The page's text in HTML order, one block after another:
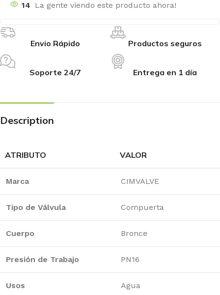
14 La gente viendo este producto ahora!
Envio Rápido Productos seguros
Soporte 24/7 Entrega en 1 día
Description
ATRIBUTO VALOR
Marca CIMVALVE
Tipo de Válvula Compuerta
Cuerpo Bronce
Presión de Trabajo PN16
Usos Agua